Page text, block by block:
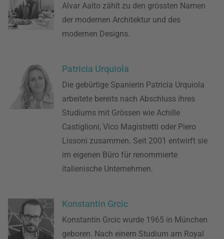
Alvar Aalto zählt zu den grössten Namen
der modernen Architektur und des
modernen Designs.
Patricia Urquiola
Die gebürtige Spanierin Patricia Urquiola
arbeitete bereits nach Abschluss ihres
Studiums mit Grössen wie Achille
Castiglioni, Vico Magistretti oder Piero
Lissoni zusammen. Seit 2001 entwirft sie
im eigenen Büro für renommierte
italienische Unternehmen.
Konstantin Grcic
Konstantin Grcic wurde 1965 in München
geboren. Nach einem Studium am Royal